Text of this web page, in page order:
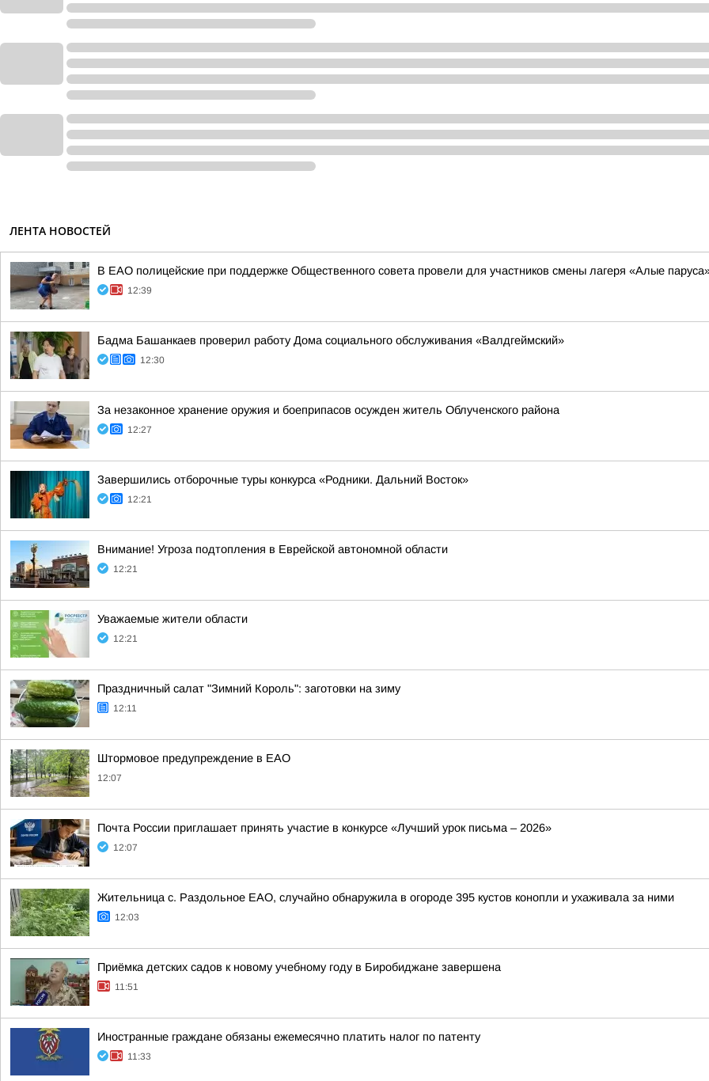
ЛЕНТА НОВОСТЕЙ
В ЕАО полицейские при поддержке Общественного совета провели для участников смены лагеря «Алые
12:39
Бадма Башанкаев проверил работу Дома социального обслуживания «Валдгеймский»
12:30
За незаконное хранение оружия и боеприпасов осужден житель Облученского района
12:27
Завершились отборочные туры конкурса «Родники. Дальний Восток»
12:21
Внимание! Угроза подтопления в Еврейской автономной области
12:21
Уважаемые жители области
12:21
Праздничный салат "Зимний Король": заготовки на зиму
12:11
Штормовое предупреждение в ЕАО
12:07
Почта России приглашает принять участие в конкурсе «Лучший урок письма – 2026»
12:07
Жительница с. Раздольное ЕАО, случайно обнаружила в огороде 395 кустов конопли и ухаживала за ними
12:03
Приёмка детских садов к новому учебному году в Биробиджане завершена
11:51
Иностранные граждане обязаны ежемесячно платить налог по патенту
11:33